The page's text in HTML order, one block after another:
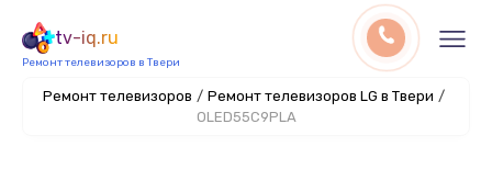
tv-iq.ru
Ремонт телевизоров в Твери
Ремонт телевизоров / Ремонт телевизоров LG в Твери /
OLED55C9PLA